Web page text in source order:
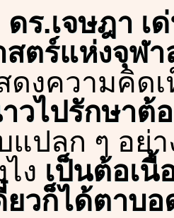
ดร.เจษฎา เ
สตร์แห่งจุฬ
งความคิดเ
วไปรักษาต้
แปลก ๆ อย่
ง เป็นต้อเ
ยวก็ได้ตาบอ